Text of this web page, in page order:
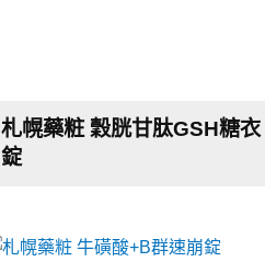
札幌藥粧 穀胱甘肽GSH糖衣
錠